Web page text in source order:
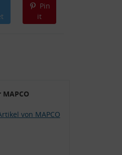
Pin
it
von MAPCO